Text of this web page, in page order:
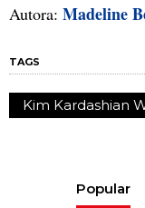
Autora: Madeline
TAGS
Kim Kardashian
Popular